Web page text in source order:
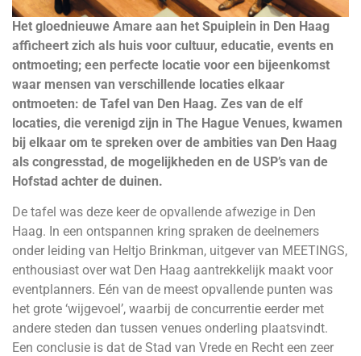
Het gloednieuwe Amare aan het Spuiplein in Den Haag
afficheert zich als huis voor cultuur, educatie, events en
ontmoeting; een perfecte locatie voor een bijeenkomst
waar mensen van verschillende locaties elkaar
ontmoeten: de Tafel van Den Haag. Zes van de elf
locaties, die verenigd zijn in The Hague Venues, kwamen
bij elkaar om te spreken over de ambities van Den Haag
als congresstad, de mogelijkheden en de USP’s van de
Hofstad achter de duinen.
De tafel was deze keer de opvallende afwezige in Den
Haag. In een ontspannen kring spraken de deelnemers
onder leiding van Heltjo Brinkman, uitgever van MEETINGS,
enthousiast over wat Den Haag aantrekkelijk maakt voor
eventplanners. Eén van de meest opvallende punten was
het grote ‘wijgevoel’, waarbij de concurrentie eerder met
andere steden dan tussen venues onderling plaatsvindt.
Een conclusie is dat de Stad van Vrede en Recht een zeer